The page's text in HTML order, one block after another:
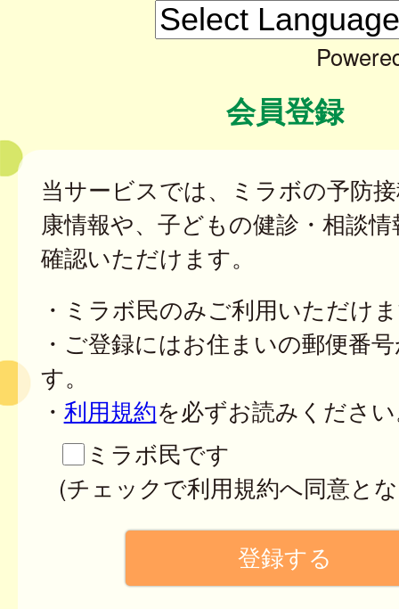
会員登録
当サービスでは、ミラボの予防
康情報や、子どもの健診・相談
確認いただけます。
・ミラボ民のみご利用いただけ
・ご登録にはお住まいの郵便番
す。
・ 利用規約を必ずお読みくださ
ミラボ民です
(チェックで利用規約へ同意と